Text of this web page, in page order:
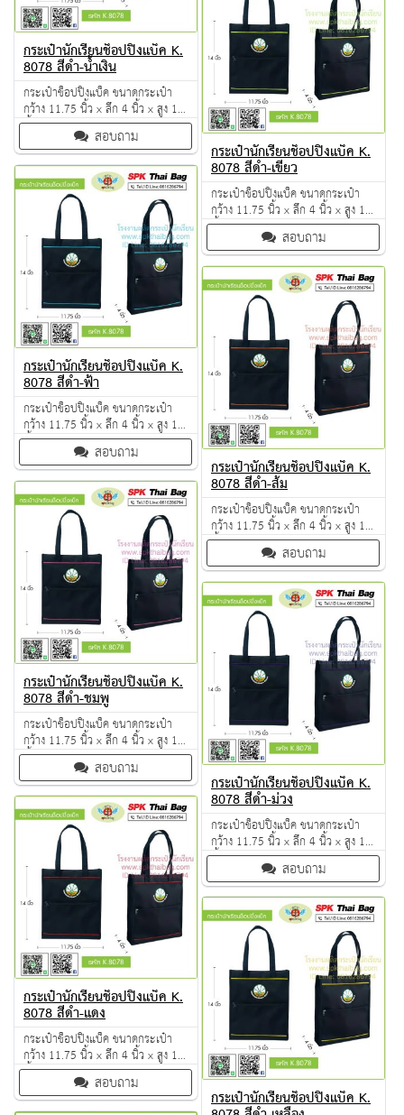
กระเป๋านักเรียนช็อปปิ้งแบ็ค K.
8078 สีดำ-น้ำเงิน
กระเป๋าช็อปปิ้งแบ็ค ขนาดกระเป๋า
กว้าง 11.75 นิ้ว x ลึก 4 นิ้ว x สูง 14
นิ้ว ผลิตจากวัตถุดิบเกรด A ฝีมือการ
เย็บดี ดูแลทุกขั้นตอน QC งาน 100%
จำนวนผลิตขั้นต่ำ 50 ใบ
สอบถาม
กระเป๋านักเรียนช็อปปิ้งแบ็ค K.
8078 สีดำ-เขียว
กระเป๋าช็อปปิ้งแบ็ค ขนาดกระเป๋า
กว้าง 11.75 นิ้ว x ลึก 4 นิ้ว x สูง 14
นิ้ว ผลิตจากวัตถุดิบเกรด A ฝีมือการ
เย็บดี ดูแลทุกขั้นตอน QC งาน 100%
จำนวนผลิตขั้นต่ำ 50 ใบ
สอบถาม
กระเป๋านักเรียนช็อปปิ้งแบ็ค K.
8078 สีดำ-ฟ้า
กระเป๋าช็อปปิ้งแบ็ค ขนาดกระเป๋า
กว้าง 11.75 นิ้ว x ลึก 4 นิ้ว x สูง 14
นิ้ว ผลิตจากวัตถุดิบเกรด A ฝีมือการ
เย็บดี ดูแลทุกขั้นตอน QC งาน 100%
จำนวนผลิตขั้นต่ำ 50 ใบ
สอบถาม
กระเป๋านักเรียนช็อปปิ้งแบ็ค K.
8078 สีดำ-ส้ม
กระเป๋าช็อปปิ้งแบ็ค ขนาดกระเป๋า
กว้าง 11.75 นิ้ว x ลึก 4 นิ้ว x สูง 14
นิ้ว ผลิตจากวัตถุดิบเกรด A ฝีมือการ
เย็บดี ดูแลทุกขั้นตอน QC งาน 100%
จำนวนผลิตขั้นต่ำ 50 ใบ
สอบถาม
กระเป๋านักเรียนช็อปปิ้งแบ็ค K.
8078 สีดำ-ชมพู
กระเป๋าช็อปปิ้งแบ็ค ขนาดกระเป๋า
กว้าง 11.75 นิ้ว x ลึก 4 นิ้ว x สูง 14
นิ้ว ผลิตจากวัตถุดิบเกรด A ฝีมือการ
เย็บดี ดูแลทุกขั้นตอน QC งาน 100%
จำนวนผลิตขั้นต่ำ 50 ใบ
สอบถาม
กระเป๋านักเรียนช็อปปิ้งแบ็ค K.
8078 สีดำ-ม่วง
กระเป๋าช็อปปิ้งแบ็ค ขนาดกระเป๋า
กว้าง 11.75 นิ้ว x ลึก 4 นิ้ว x สูง 14
นิ้ว ผลิตจากวัตถุดิบเกรด A ฝีมือการ
เย็บดี ดูแลทุกขั้นตอน QC งาน 100%
จำนวนผลิตขั้นต่ำ 50 ใบ
สอบถาม
กระเป๋านักเรียนช็อปปิ้งแบ็ค K.
8078 สีดำ-แดง
กระเป๋าช็อปปิ้งแบ็ค ขนาดกระเป๋า
กว้าง 11.75 นิ้ว x ลึก 4 นิ้ว x สูง 14
นิ้ว ผลิตจากวัตถุดิบเกรด A ฝีมือการ
เย็บดี ดูแลทุกขั้นตอน QC งาน 100%
จำนวนผลิตขั้นต่ำ 50 ใบ
สอบถาม
กระเป๋านักเรียนช็อปปิ้งแบ็ค K.